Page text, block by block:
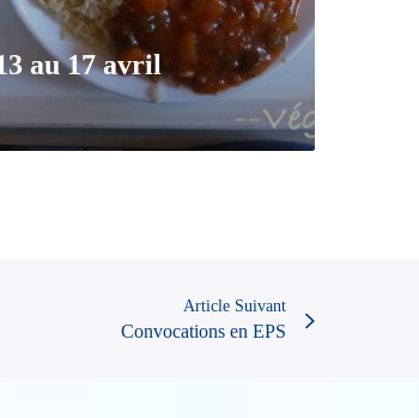
au 17 avril
Article Suivant
Convocations en EPS